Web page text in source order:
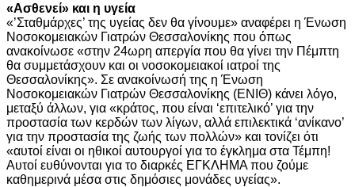
«Ασθενεί» και η υγεία
«’Σταθμάρχες’ της υγείας δεν θα γίνουμε» αναφέρει η Ένωση
Νοσοκομειακών Γιατρών Θεσσαλονίκης που όπως
ανακοίνωσε «στην 24ωρη απεργία που θα γίνει την Πέμπτη
θα συμμετάσχουν και οι νοσοκομειακοί ιατροί της
Θεσσαλονίκης». Σε ανακοίνωσή της η Ένωση
Νοσοκομειακών Γιατρών Θεσσαλονίκης (ΕΝΙΘ) κάνει λόγο,
μεταξύ άλλων, για «κράτος, που είναι ‘επιτελικό’ για την
προστασία των κερδών των λίγων, αλλά επιλεκτικά ‘ανίκανο’
για την προστασία της ζωής των πολλών» και τονίζει ότι
«αυτοί είναι οι ηθικοί αυτουργοί για το έγκλημα στα Τέμπη!
Αυτοί ευθύνονται για το διαρκές ΕΓΚΛΗΜΑ που ζούμε
καθημερινά μέσα στις δημόσιες μονάδες υγείας».